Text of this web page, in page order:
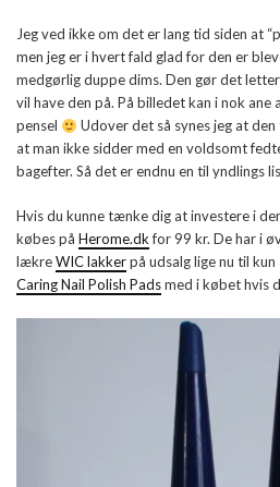
Jeg ved ikke om det er lang tid siden at
men jeg er i hvert fald glad for den er
medgørlig duppe dims. Den gør det
vil have den på. På billedet kan i nok ane
pensel
Udover det så synes jeg at
at man ikke sidder med en voldsomt
bagefter. Så det er endnu en til yndlings
Hvis du kunne tænke dig at investere i
købes på Herome.dkfor 99 kr. De har i
lækreWIC lakkerpå udsalg lige nu til
Caring Nail Polish Padsmed i købet hvis